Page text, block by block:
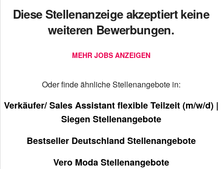
Diese Stellenanzeige akzeptiert keine
weiteren Bewerbungen.
MEHR JOBS ANZEIGEN
Oder finde ähnliche Stellenangebote in:
Verkäufer/ Sales Assistant flexible Teilzeit (m/w/d) |
Siegen Stellenangebote
Bestseller Deutschland Stellenangebote
Vero Moda Stellenangebote